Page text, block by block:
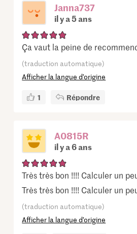
Janna737
il y a 5 ans
Ça vaut la peine de
(traduction automatique)
Afficher la langue d’origine
1 Répondre
A0815R
il y a 6 ans
Très très bon !!!! Calculer un
Très très bon !!!! Calculer un
(traduction automatique)
Afficher la langue d’origine